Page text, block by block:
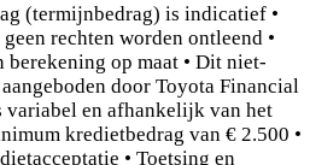
(termijnbedrag) is indicatief •
rechten worden ontleend •
op maat • Dit niet-
door Toyota Financial
variabel en afhankelijk van het
kredietbedrag van € 2.500 •
• Toetsing en